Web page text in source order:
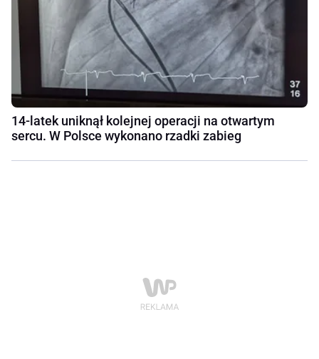
14-latek uniknął kolejnej operacji na otwartym
sercu. W Polsce wykonano rzadki zabieg